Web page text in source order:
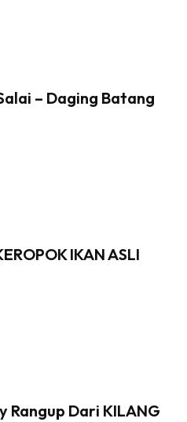
– Daging Batang
IKAN ASLI
Rangup Dari KILANG